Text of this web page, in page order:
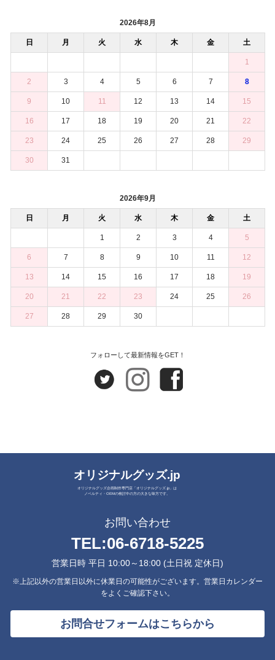
2026年8月
日 月 火 水 木 金 土
1
2 3 4 5 6 7 8
9 10 11 12 13 14 15
16 17 18 19 20 21 22
23 24 25 26 27 28 29
30 31
2026年9月
日 月 火 水 木 金 土
1 2 3 4 5
6 7 8 9 10 11 12
13 14 15 16 17 18 19
20 21 22 23 24 25 26
27 28 29 30
フォローして最新情報をGET！
オリジナルグッズ.jp
オリジナルグッズ企画制作専門店「オリジナルグッズ.jp」は
ノベルティ・OEMの検討中の方の大きな味方です。
お問い合わせ
TEL:06-6718-5225
営業日時 平日 10:00～18:00 (土日祝 定休日)
※上記以外の営業日以外に休業日の可能性がございます。営業日カレンダー
をよくご確認下さい。
お問合せフォームはこちらから